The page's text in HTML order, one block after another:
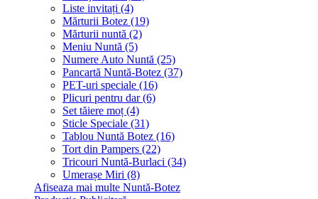
Liste invitați (4)
Mărturii Botez (19)
Mărturii nuntă (2)
Meniu Nuntă (5)
Numere Auto Nuntă (25)
Pancartă Nuntă-Botez (37)
PET-uri speciale (16)
Plicuri pentru dar (6)
Set tăiere moț (4)
Sticle Speciale (31)
Tablou Nuntă Botez (16)
Tort din Pampers (22)
Tricouri Nuntă-Burlaci (34)
Umerașe Miri (8)
Afiseaza mai multe Nuntă-Botez